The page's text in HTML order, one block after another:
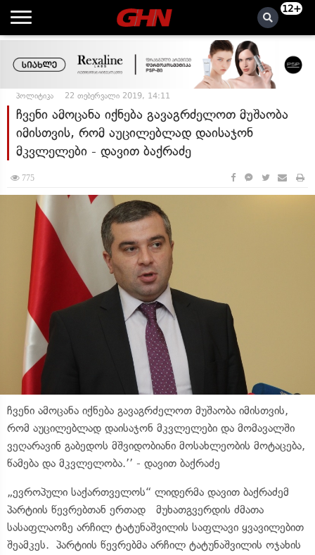
12+
პოლიტიკა 22 თებერვალი 2019, 14:11
ჩვენი ამოცანა იქნება გავაგრძელოთ მუშაობა
იმისთვის, რომ აუცილებლად დაისაჯონ
მკვლელები - დავით ბაქრაძე
775
ჩვენი ამოცანა იქნება გავაგრძელოთ მუშაობა იმისთვის,
რომ აუცილებლად დაისაჯონ მკვლელები და მომავალში
ვეღარავინ გაბედოს მშვიდობიანი მოსახლეობის მოტაცება,
წამება და მკვლელობა.’’ - დავით ბაქრაძე
„ევროპული საქართველოს“ ლიდერმა დავით ბაქრაძემ
პარტიის წევრებთან ერთად მუხათგვერდის ძმათა
სასაფლაოზე არჩილ ტატუნაშვილის საფლავი ყვავილებით
შეამკეს. პარტიის წევრებმა არჩილ ტატუნაშვილის ოჯახის